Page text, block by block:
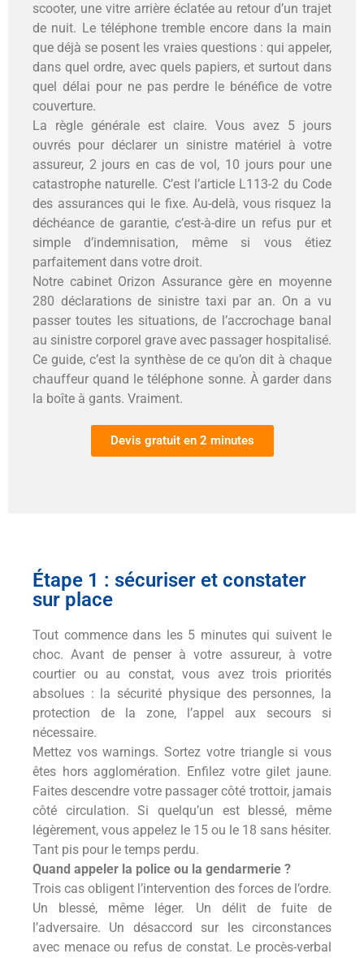
scooter, une vitre arrière éclatée au retour d’un trajet
de nuit. Le téléphone tremble encore dans la main
que déjà se posent les vraies questions : qui appeler,
dans quel ordre, avec quels papiers, et surtout dans
quel délai pour ne pas perdre le bénéfice de votre
couverture.
La règle générale est claire. Vous avez 5 jours
ouvrés pour déclarer un sinistre matériel à votre
assureur, 2 jours en cas de vol, 10 jours pour une
catastrophe naturelle. C’est l’article L113-2 du Code
des assurances qui le fixe. Au-delà, vous risquez la
déchéance de garantie, c’est-à-dire un refus pur et
simple d’indemnisation, même si vous étiez
parfaitement dans votre droit.
Notre cabinet Orizon Assurance gère en moyenne
280 déclarations de sinistre taxi par an. On a vu
passer toutes les situations, de l’accrochage banal
au sinistre corporel grave avec passager hospitalisé.
Ce guide, c’est la synthèse de ce qu’on dit à chaque
chauffeur quand le téléphone sonne. À garder dans
la boîte à gants. Vraiment.
Devis gratuit en 2 minutes
Étape 1 : sécuriser et constater
sur place
Tout commence dans les 5 minutes qui suivent le
choc. Avant de penser à votre assureur, à votre
courtier ou au constat, vous avez trois priorités
absolues : la sécurité physique des personnes, la
protection de la zone, l’appel aux secours si
nécessaire.
Mettez vos warnings. Sortez votre triangle si vous
êtes hors agglomération. Enfilez votre gilet jaune.
Faites descendre votre passager côté trottoir, jamais
côté circulation. Si quelqu’un est blessé, même
légèrement, vous appelez le 15 ou le 18 sans hésiter.
Tant pis pour le temps perdu.
Quand appeler la police ou la gendarmerie ?
Trois cas obligent l’intervention des forces de l’ordre.
Un blessé, même léger. Un délit de fuite de
l’adversaire. Un désaccord sur les circonstances
avec menace ou refus de constat. Le procès-verbal